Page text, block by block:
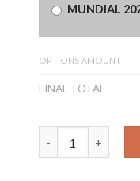
MUNDIAL
OPTIONS AMOUNT
FINAL TOTAL
Camiseta España